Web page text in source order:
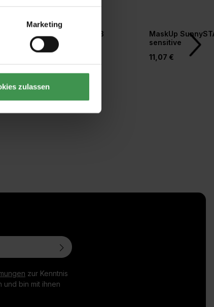
Marketing
zulassen
Tapetengrund weiß
MaskUp
sensitive
11,07 €
zur Kenntnis
und bin mit ihnen